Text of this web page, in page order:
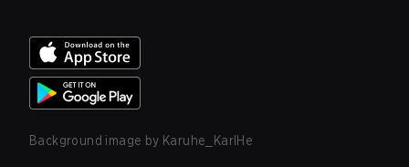
Background image by Karuhe_KarlHe